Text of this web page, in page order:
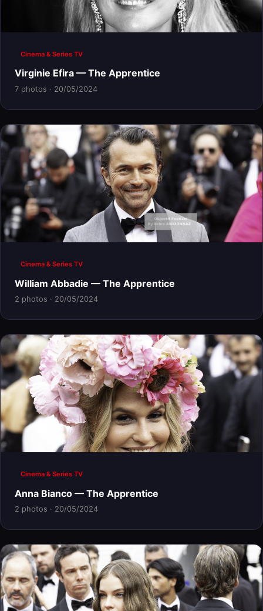
Cinema & Series TV
Virginie Efira — The Apprentice
7 photos · 20/05/2024
Cinema & Series TV
William Abbadie — The Apprentice
2 photos · 20/05/2024
Cinema & Series TV
Anna Bianco — The Apprentice
2 photos · 20/05/2024